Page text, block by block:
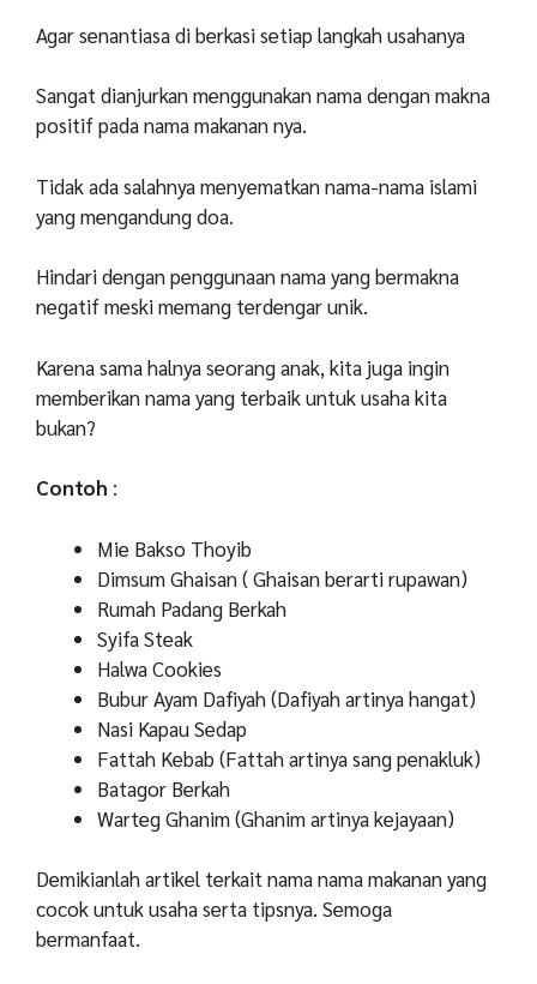
Agar senantiasa di berkasi setiap langkah usahanya
Sangat dianjurkan menggunakan nama dengan makna
positif pada nama makanan nya.
Tidak ada salahnya menyematkan nama-nama islami
yang mengandung doa.
Hindari dengan penggunaan nama yang bermakna
negatif meski memang terdengar unik.
Karena sama halnya seorang anak, kita juga ingin
memberikan nama yang terbaik untuk usaha kita
bukan?
Contoh :
Mie Bakso Thoyib
Dimsum Ghaisan ( Ghaisan berarti rupawan)
Rumah Padang Berkah
Syifa Steak
Halwa Cookies
Bubur Ayam Dafiyah (Dafiyah artinya hangat)
Nasi Kapau Sedap
Fattah Kebab (Fattah artinya sang penakluk)
Batagor Berkah
Warteg Ghanim (Ghanim artinya kejayaan)
Demikianlah artikel terkait nama nama makanan yang
cocok untuk usaha serta tipsnya. Semoga
bermanfaat.